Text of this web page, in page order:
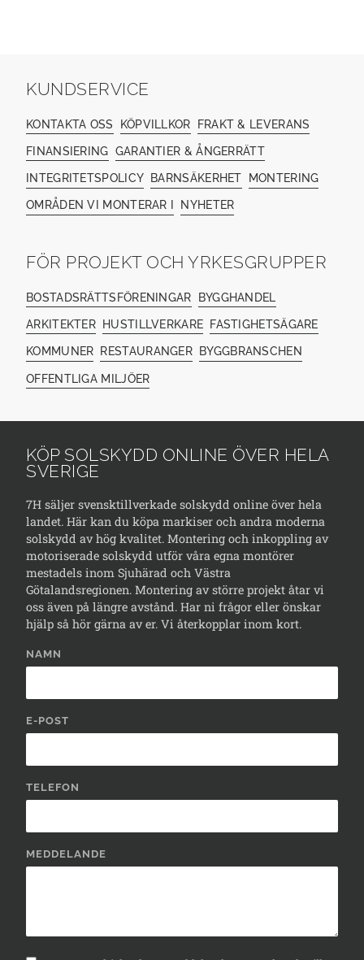
KUNDSERVICE
KONTAKTA OSS KÖPVILLKOR FRAKT & LEVERANS
FINANSIERING GARANTIER & ÅNGERRÄTT
INTEGRITETSPOLICY BARNSÄKERHET MONTERING
OMRÅDEN VI MONTERAR I NYHETER
FÖR PROJEKT OCH YRKESGRUPPER
BOSTADSRÄTTSFÖRENINGAR BYGGHANDEL
ARKITEKTER HUSTILLVERKARE FASTIGHETSÄGARE
KOMMUNER RESTAURANGER BYGGBRANSCHEN
OFFENTLIGA MILJÖER
KÖP SOLSKYDD ONLINE ÖVER HELA
SVERIGE
7H säljer svensktillverkade solskydd online över hela
landet. Här kan du köpa markiser och andra moderna
solskydd av hög kvalitet. Montering och inkoppling av
motoriserade solskydd utför våra egna montörer
mestadels inom Sjuhärad och Västra
Götalandsregionen. Montering av större projekt åtar vi
oss även på längre avstånd. Har ni frågor eller önskar
hjälp så hör gärna av er. Vi återkopplar inom kort.
NAMN
E-POST
TELEFON
MEDDELANDE